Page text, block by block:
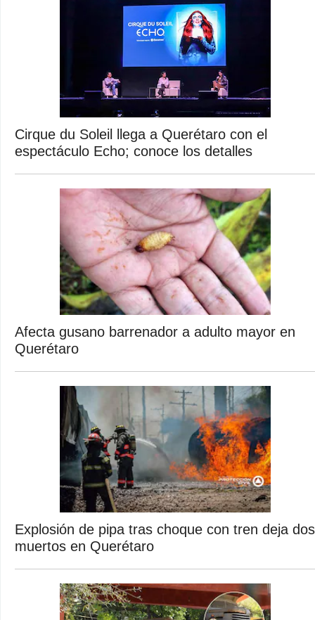
Cirque du Soleil llega a Querétaro con el
espectáculo Echo; conoce los detalles
Afecta gusano barrenador a adulto mayor en
Querétaro
Explosión de pipa tras choque con tren deja dos
muertos en Querétaro